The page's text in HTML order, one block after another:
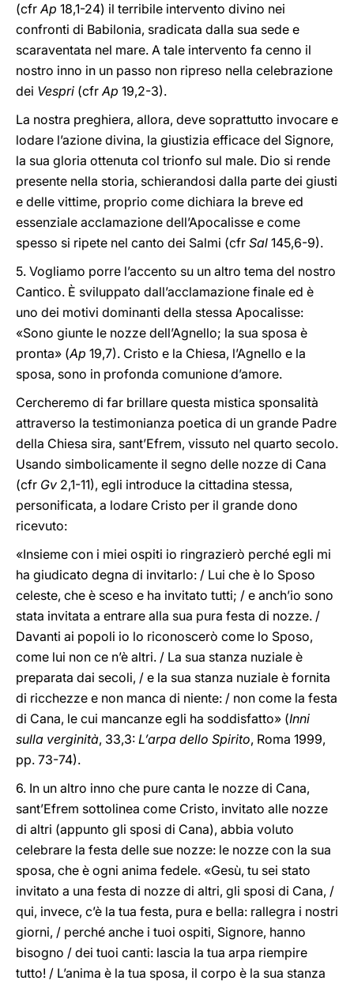
(cfrAp 18,1-24) il terribile intervento divino nei
confronti di Babilonia, sradicata dalla sua sede e
scaraventata nel mare. A tale intervento fa cenno il
nostro inno in un passo non ripreso nella celebrazione
dei Vespri (cfrAp 19,2-3).
La nostra preghiera, allora, deve soprattutto invocare e
lodare l’azione divina, la giustizia efficace del Signore,
la sua gloria ottenuta col trionfo sul male. Dio si rende
presente nella storia, schierandosi dalla parte dei giusti
e delle vittime, proprio come dichiara la breve ed
essenziale acclamazione dell’Apocalisse e come
spesso si ripete nel canto dei Salmi (cfr Sal 145,6-9).
5. Vogliamo porre l’accento su un altro tema del nostro
Cantico. È sviluppato dall’acclamazione finale ed è
uno dei motivi dominanti della stessa Apocalisse:
«Sono giunte le nozze dell’Agnello; la sua sposa è
pronta» (Ap 19,7). Cristo e la Chiesa, l’Agnello e la
sposa, sono in profonda comunione d’amore.
Cercheremo di far brillare questa mistica sponsalità
attraverso la testimonianza poetica di un grande Padre
della Chiesa sira, sant’Efrem, vissuto nel quarto secolo.
Usando simbolicamente il segno delle nozze di Cana
(cfr Gv 2,1-11), egli introduce la cittadina stessa,
personificata, a lodare Cristo per il grande dono
ricevuto:
«Insieme con i miei ospiti io ringrazierò perché egli mi
ha giudicato degna di invitarlo: / Lui che è lo Sposo
celeste, che è sceso e ha invitato tutti; / e anch’io sono
stata invitata a entrare alla sua pura festa di nozze. /
Davanti ai popoli io lo riconoscerò come lo Sposo,
come lui non ce n’è altri. / La sua stanza nuziale è
preparata dai secoli, / e la sua stanza nuziale è fornita
di ricchezze e non manca di niente: / non come la festa
di Cana, le cui mancanze egli ha soddisfatto» (Inni
sulla verginità, 33,3: L’arpa dello Spirito, Roma 1999,
pp. 73-74).
6. In un altro inno che pure canta le nozze di Cana,
sant’Efrem sottolinea come Cristo, invitato alle nozze
di altri (appunto gli sposi di Cana), abbia voluto
celebrare la festa delle sue nozze: le nozze con la sua
sposa, che è ogni anima fedele. «Gesù, tu sei stato
invitato a una festa di nozze di altri, gli sposi di Cana, /
qui, invece, c’è la tua festa, pura e bella: rallegra i nostri
giorni, / perché anche i tuoi ospiti, Signore, hanno
bisogno / dei tuoi canti: lascia la tua arpa riempire
tutto! / L’anima è la tua sposa, il corpo è la sua stanza